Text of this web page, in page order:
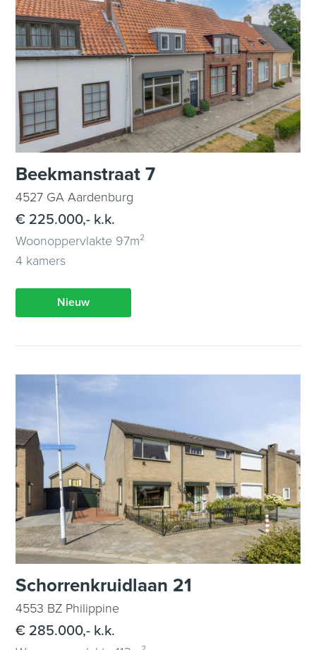
Beekmanstraat 7
4527 GA Aardenburg
€ 225.000,- k.k.
Woonoppervlakte 97m²
4 kamers
Nieuw
Schorrenkruidlaan 21
4553 BZ Philippine
€ 285.000,- k.k.